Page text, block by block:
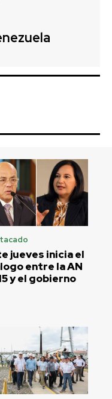
jueves inicia el
entre la AN
y el gobierno